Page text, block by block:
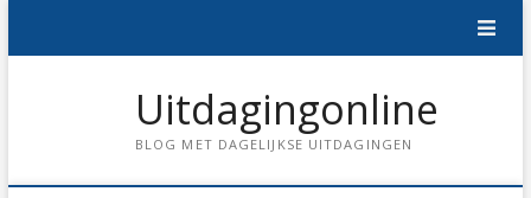
Uitdagingonline
BLOG MET DAGELIJKSE UITDAGINGEN